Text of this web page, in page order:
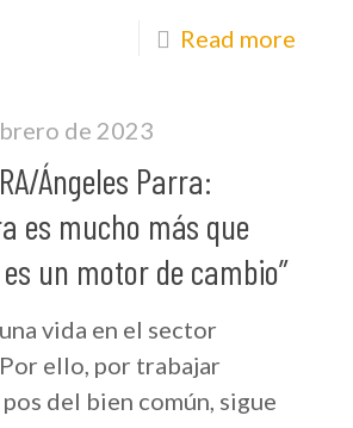
Read more
de 2023
Ángeles Parra:
es mucho más que
un motor de cambio”
vida en el sector
ello, por trabajar
del bien común, sigue